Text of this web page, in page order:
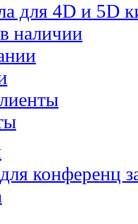
для 4D и 5D
наличии
конференц